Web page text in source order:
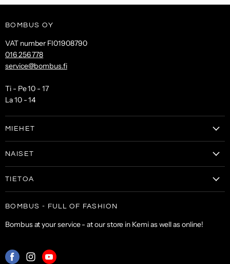
BOMBUS OY
VAT number FI01908790
016 256 778
service@bombus.fi
Ti - Pe 10 - 17
La 10 - 14
MIEHET
Bags & wallets
Accessories
SALE
NAISET
Bags and wallets
TIETOA
Shipping and payment
Terms of service
BOMBUS - FULL OF FASHION
Bombus at your service - at our store in Kemi as well as online!
Find
Find Find